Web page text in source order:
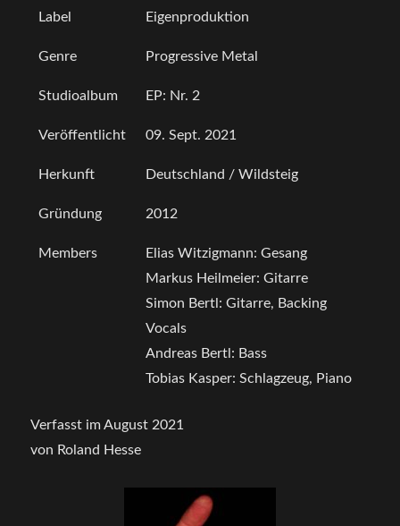
Label Eigenproduktion
Genre Progressive Metal
Studioalbum EP: Nr. 2
Veröffentlicht 09. Sept. 2021
Herkunft Deutschland / Wildsteig
Gründung 2012
Members
Elias Witzigmann: Gesang
Markus Heilmeier: Gitarre
Simon Bertl: Gitarre, Backing
Vocals
Andreas Bertl: Bass
Tobias Kasper: Schlagzeug, Piano
Verfasst im August 2021
von Roland Hesse